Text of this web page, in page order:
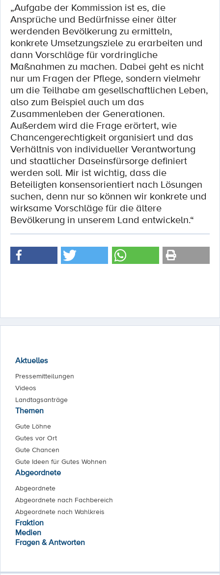
„Aufgabe der Kommission ist es, die
Ansprüche und Bedürfnisse einer älter
werdenden Bevölkerung zu ermitteln,
konkrete Umsetzungsziele zu erarbeiten und
dann Vorschläge für vordringliche
Maßnahmen zu machen. Dabei geht es nicht
nur um Fragen der Pflege, sondern vielmehr
um die Teilhabe am gesellschaftlichen Leben,
also zum Beispiel auch um das
Zusammenleben der Generationen.
Außerdem wird die Frage erörtert, wie
Chancengerechtigkeit organisiert und das
Verhältnis von individueller Verantwortung
und staatlicher Daseinsfürsorge definiert
werden soll. Mir ist wichtig, dass die
Beteiligten konsensorientiert nach Lösungen
suchen, denn nur so können wir konkrete und
wirksame Vorschläge für die ältere
Bevölkerung in unserem Land entwickeln.“
Aktuelles
Pressemitteilungen
Videos
Landtagsanträge
Themen
Gute Löhne
Gutes vor Ort
Gute Chancen
Gute Ideen für Gutes Wohnen
Abgeordnete
Abgeordnete
Abgeordnete nach Fachbereich
Abgeordnete nach Wahlkreis
Fraktion
Medien
Fragen & Antworten